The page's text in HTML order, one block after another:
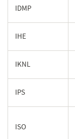
IDMP
IHE
IKNL
IPS
ISO